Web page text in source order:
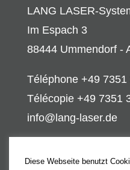
LANG LASER-
Im Espach 3
88444 Ummendorf -
Téléphone +49 7351
Télécopie +49 7351
info@lang-laser.de
Diese Webseite benutzt